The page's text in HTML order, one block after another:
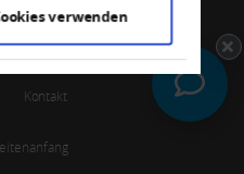
verwenden
Creditreform Gen
Datenschutz
Kontakt